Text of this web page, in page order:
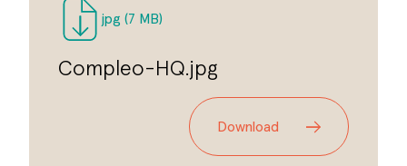
jpg (7 MB)
Compleo-HQ.jpg
Download